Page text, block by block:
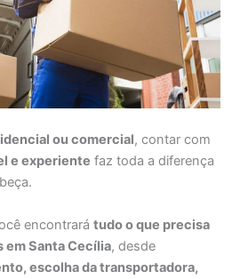
ou comercial, contar com
e experiente faz toda a diferença
encontrarátudo o que precisa
em Santa Cecília, desde
escolha da transportadora,